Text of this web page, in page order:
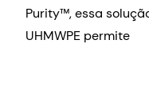
Purity™, essa
UHMWPE permite